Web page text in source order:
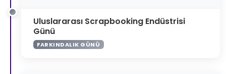
Uluslararası Scrapbooking Endüstrisi
Günü
FARKINDALIK GÜNÜ